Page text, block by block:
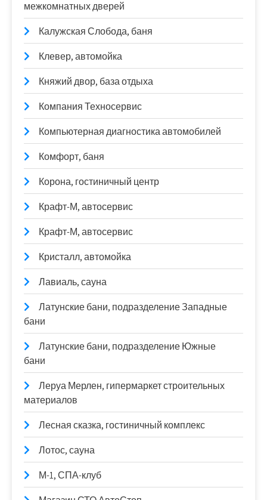
межкомнатных дверей
Калужская Слобода, баня
Клевер, автомойка
Княжий двор, база отдыха
Компания Техносервис
Компьютерная диагностика автомобилей
Комфорт, баня
Корона, гостиничный центр
Крафт-М, автосервис
Крафт-М, автосервис
Кристалл, автомойка
Лавиаль, сауна
Латунские бани, подразделение Западные
бани
Латунские бани, подразделение Южные
бани
Леруа Мерлен, гипермаркет строительных
материалов
Лесная сказка, гостиничный комплекс
Лотос, сауна
М-1, СПА-клуб